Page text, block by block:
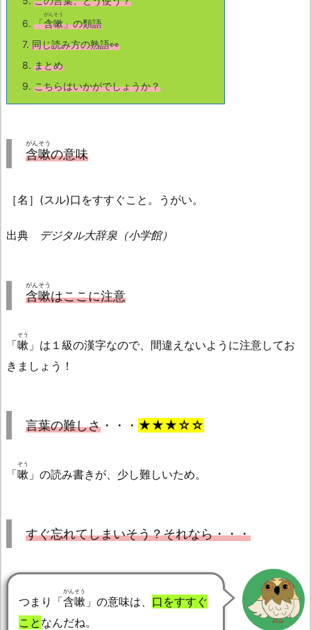
6. 「含嗽
がんそう
」の類語
7. 同じ読み方の熟語👀
8. まとめ
9. こちらはいかがでしょうか？
含嗽
がんそう
の意味
［名］(スル)口をすすぐこと。うがい。
出典 デジタル大辞泉（小学館）
含嗽
がんそう
はここに注意
「嗽
そう
」は１級の漢字なので、間違えないように注意してお
きましょう！
言葉の難しさ ・・・ ★★★☆☆
「嗽
そう
」の読み書きが、少し難しいため。
すぐ忘れてしまいそう？それなら・・・
つまり「含嗽
がんそう
」の意味は、 口をすすぐ
こと なんだね。